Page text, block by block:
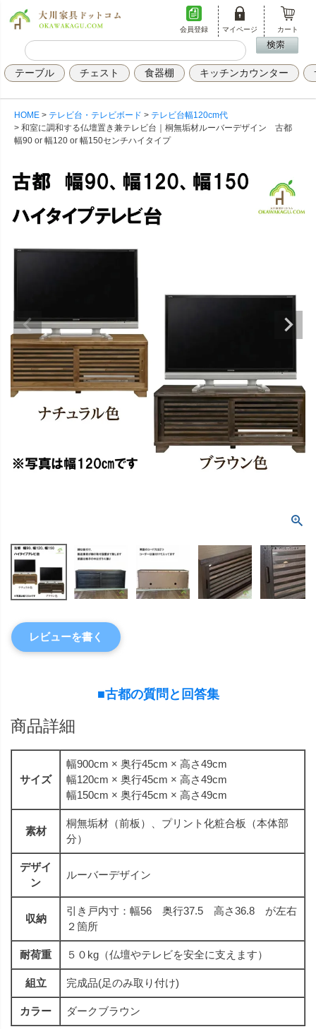
会員登録 マイページ カート
テーブル チェスト 食器棚 キッチンカウンター
HOME テレビ台・テレビボード
テレビ台幅120cm代
和室に調和する仏壇置き兼テレビ台｜桐無垢材ルーバーデザイン 古都
幅90 or 幅120 or 幅150センチハイタイプ
レビューを書く
■古都の質問と回答集
商品詳細
サイズ
幅900cm × 奥行45cm × 高さ49cm
幅120cm × 奥行45cm × 高さ49cm
幅150cm × 奥行45cm × 高さ49cm
素材
桐無垢材（前板）、プリント化粧合板（本体部
分）
デザイ
ン
ルーバーデザイン
収納
引き戸内寸：幅56 奥行37.5 高さ36.8 が左右
２箇所
耐荷重 ５０kg（仏壇やテレビを安全に支えます）
組立 完成品(足のみ取り付け)
カラー ダークブラウン